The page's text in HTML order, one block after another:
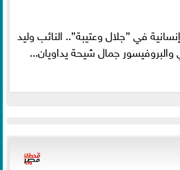
في ”جلال وعتيبة”.. النائب وليد
والبروفيسور جمال شيحة يداويان...